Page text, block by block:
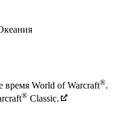
время World of Warcraft®.
® Classic.